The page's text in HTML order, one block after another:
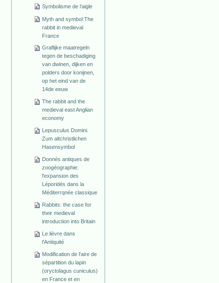
Symbolisme de l’aigle
Myth and symbol:The
rabbit in medieval
France
Graflijke maatregeln
tegen de beschadiging
van dwinen, dijken en
polders door konijnen,
op het eind van de
14de eeuw
The rabbit and the
medieval east Anglian
economy
Lepusculus Domini.
Zum altchristlichen
Hasensymbol
Donnés antiques de
zoogéographie:
l'expansion des
Léporidés dans la
Méditerrqnée classique
Rabbits: the case for
their medieval
introduction into Britain
Le lièvre dans
l'Antiquité
Modification de l'aire de
sépartition du lapin
(oryctolagus cuniculus)
en France et en